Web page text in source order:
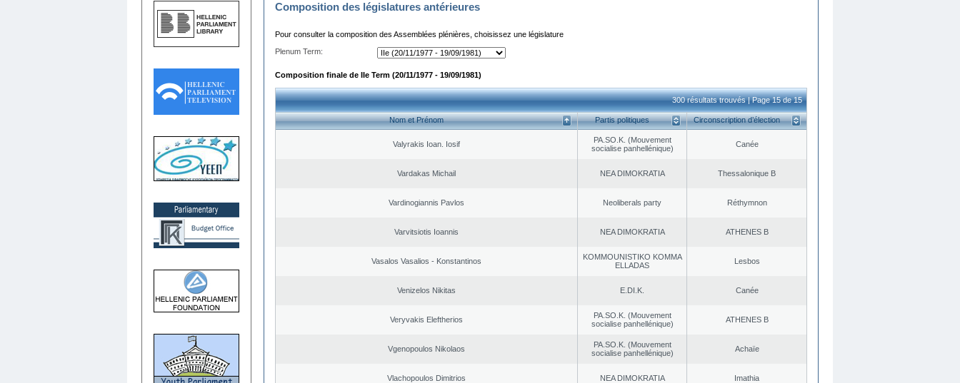
Composition des législatures antérieures
Pour consulter la composition des Assemblées plénières, choisissez une législature
Plenum Term:
Composition finale de IIe Term (20/11/1977 - 19/09/1981)
300 résultats trouvés | Page 15 de 15
Nom et Prénom Partis politiques Circonscription d’élection
Valyrakis Ioan. Iosif
PA.SO.K. (Mouvement
socialise panhellénique)
Canée
Vardakas Michail NEA DΙMOKRATIA Thessalonique B
Vardinogiannis Pavlos Neoliberals party Réthymnon
Varvitsiotis Ioannis NEA DΙMOKRATIA ATHENES Β
Vasalos Vasalios - Konstantinos
KOMMOUNISTIKO KOMMA
ELLADAS
Lesbos
Venizelos Nikitas E.DI.K. Canée
Veryvakis Eleftherios
PA.SO.K. (Mouvement
socialise panhellénique)
ATHENES Β
Vgenopoulos Nikolaos
PA.SO.K. (Mouvement
socialise panhellénique)
Achaïe
Vlachopoulos Dimitrios NEA DΙMOKRATIA Imathia